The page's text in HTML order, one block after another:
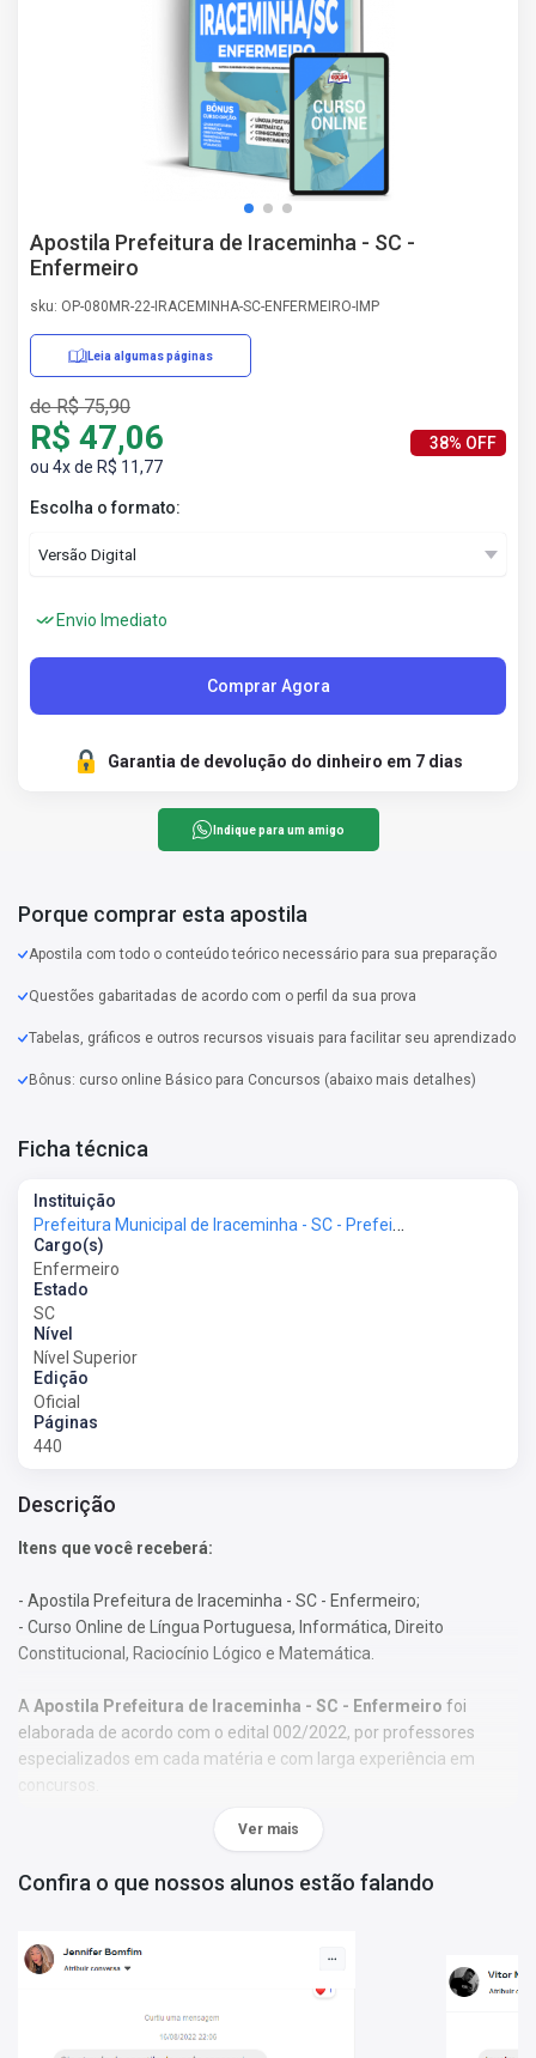
Apostila Prefeitura de Iraceminha - SC -
Enfermeiro
sku: OP-080MR-22-IRACEMINHA-SC-ENFERMEIRO-IMP
Leia algumas páginas
de R$ 75,90
R$ 47,06
ou 4x de R$ 11,77
38% OFF
Escolha o formato:
Envio Imediato
Comprar Agora
Garantia de devolução do dinheiro em 7 dias
Indique para um amigo
Porque comprar esta apostila
Apostila com todo o conteúdo teórico necessário para sua preparação
Questões gabaritadas de acordo com o perfil da sua prova
Tabelas, gráficos e outros recursos visuais para facilitar seu aprendizado
Bônus: curso online Básico para Concursos (abaixo mais detalhes)
Ficha técnica
Instituição
Prefeitura Municipal de Iraceminha - SC - Prefeitura de Iraceminha - SC
Cargo(s)
Enfermeiro
Estado
SC
Nível
Nível Superior
Edição
Oficial
Páginas
440
Descrição
Itens que você receberá:
- Apostila Prefeitura de Iraceminha - SC - Enfermeiro;
- Curso Online de Língua Portuguesa, Informática, Direito
Constitucional, Raciocínio Lógico e Matemática.
A Apostila Prefeitura de Iraceminha - SC - Enfermeiro foi
elaborada de acordo com o edital 002/2022, por professores
especializados em cada matéria e com larga experiência em
concursos.
O conteúdo foi organizado, visando uma fácil assimilação do
aprendizagem.
Características:
- Material;
- Possui textos com exercícios ao final de disciplinas básicas e
Ver mais
Confira o que nossos alunos estão falando